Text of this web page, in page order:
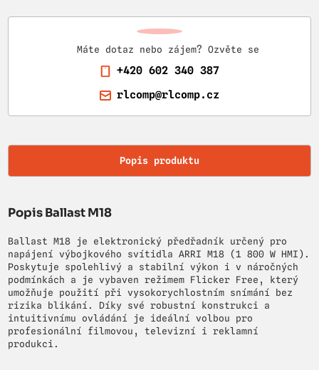
Máte dotaz nebo zájem? Ozvěte se
+420 602 340 387
rlcomp@rlcomp.cz
Popis produktu
Popis Ballast M18
Ballast M18 je elektronický předřadník určený pro
napájení výbojkového svítidla ARRI M18 (1 800 W HMI).
Poskytuje spolehlivý a stabilní výkon i v náročných
podmínkách a je vybaven režimem Flicker Free, který
umožňuje použití při vysokorychlostním snímání bez
rizika blikání. Díky své robustní konstrukci a
intuitivnímu ovládání je ideální volbou pro
profesionální filmovou, televizní i reklamní
produkci.